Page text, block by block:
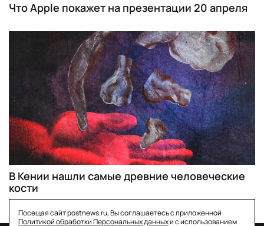
Что Apple покажет на презентации 20 апреля
В Кении нашли самые древние человеческие
кости
Посещая сайт postnews.ru, Вы соглашаетесь с приложенной
Политикой обработки Персональных данныхи с использованием